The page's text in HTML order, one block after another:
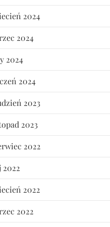
2024
2024
2024
2024
2023
2023
2022
2022
2022
2022